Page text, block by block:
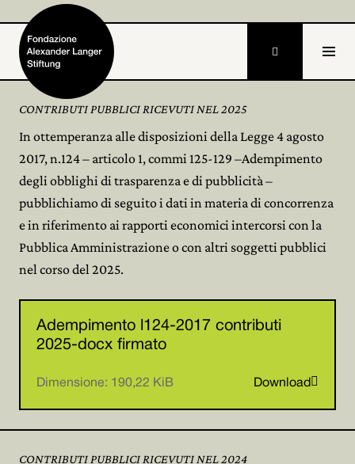
Home
Fondazione
Attività e progetti
Alexander Langer 
Partecipa

CONTRIBUTI PUBBLICI RICEVUTI NEL 2025
In ottemperanza alle disposizioni della Legge 4 agosto
2017, n.124 – articolo 1, commi 125-129 –Adempimento
degli obblighi di trasparenza e di pubblicità –
pubblichiamo di seguito i dati in materia di concorrenza
e in riferimento ai rapporti economici intercorsi con la
Pubblica Amministrazione o con altri soggetti pubblici
nel corso del 2025.
Adempimento l124-2017 contributi
2025-docx firmato
Dimensione: 190,22 KiB Download 
CONTRIBUTI PUBBLICI RICEVUTI NEL 2024